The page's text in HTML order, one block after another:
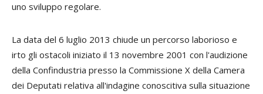
uno sviluppo regolare.
La data del 6 luglio 2013 chiude un percorso laborioso e
irto gli ostacoli iniziato il 13 novembre 2001 con l'audizione
della Confindustria presso la Commissione X della Camera
dei Deputati relativa all'indagine conoscitiva sulla situazione